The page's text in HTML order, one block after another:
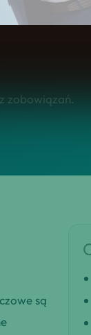
zobowiązań.
są